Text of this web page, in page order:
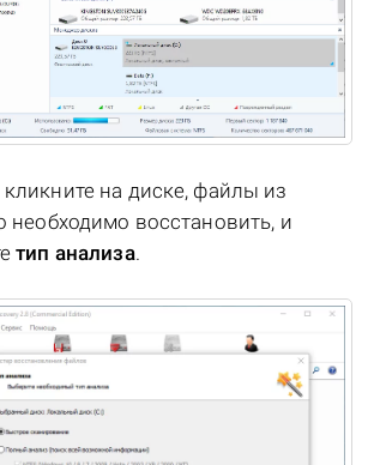
на диске, файлы из
необходимо восстановить, и
тип анализа.